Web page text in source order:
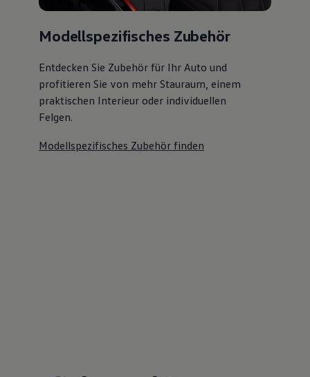
Modellspezifisches Zubehör
Entdecken Sie Zubehör für Ihr Auto und
profitieren Sie von mehr Stauraum, einem
praktischen Interieur oder individuellen
Felgen.
Modellspezifisches Zubehör finden